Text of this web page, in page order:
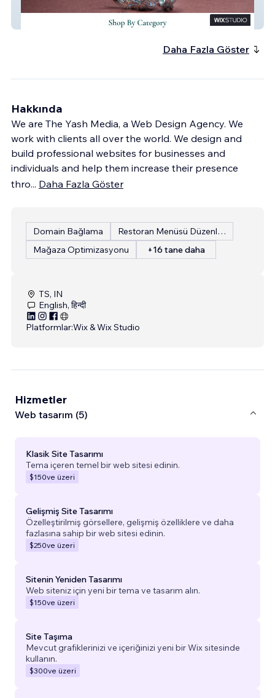
Daha Fazla Göster
Hakkında
We are The Yash Media, a Web Design Agency. We
work with clients all over the world. We design and
build professional websites for businesses and
individuals and help them increase their presence
thro... Daha Fazla Göster
Domain Bağlama
Restoran Menüsü Düzenleme
Mağaza Optimizasyonu
+16 tane daha
TS, IN
English, हिन्दी
Platformlar:Wix & Wix Studio
Hizmetler
Web tasarım (5)
Klasik Site Tasarımı
Tema içeren temel bir web sitesi edinin.
$150ve üzeri
Gelişmiş Site Tasarımı
Özelleştirilmiş görsellere, gelişmiş özelliklere ve daha
fazlasına sahip bir web sitesi edinin.
$250ve üzeri
Sitenin Yeniden Tasarımı
Web siteniz için yeni bir tema ve tasarım alın.
$150ve üzeri
Site Taşıma
Mevcut grafiklerinizi ve içeriğinizi yeni bir Wix sitesinde
kullanın.
$300ve üzeri